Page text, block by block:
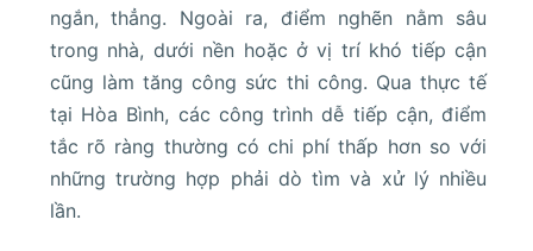
ngắn, thẳng. Ngoài ra, điểm nghẽn nằm sâu
trong nhà, dưới nền hoặc ở vị trí khó tiếp cận
cũng làm tăng công sức thi công. Qua thực tế
tại Hòa Bình, các công trình dễ tiếp cận, điểm
tắc rõ ràng thường có chi phí thấp hơn so với
những trường hợp phải dò tìm và xử lý nhiều
lần.